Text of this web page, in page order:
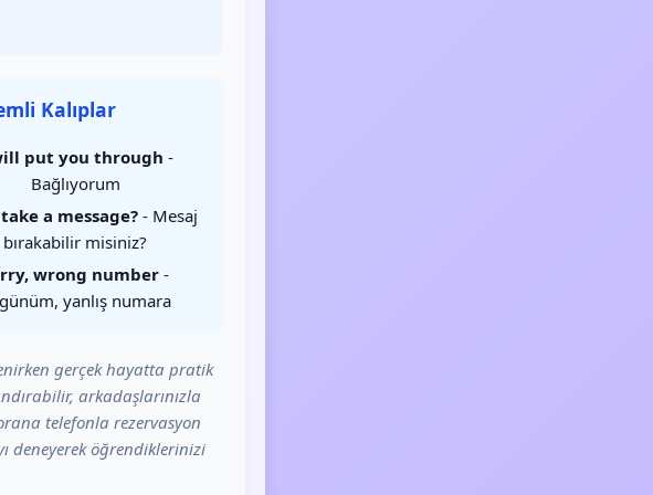
Kalıplar
put you through -
Bağlıyorum
a message?- Mesaj
bırakabilir misiniz?
wrong number -
yanlış numara
gerçek hayatta pratik
arkadaşlarınızla
telefonla rezervasyon
deneyerek öğrendiklerinizi